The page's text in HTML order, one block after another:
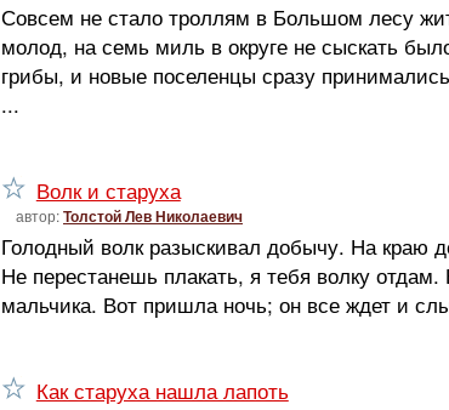
Совсем не стало троллям в Большом лесу
молод, на семь миль в округе не сыскать
грибы, и новые поселенцы сразу
...
Волк и старуха
автор:Толстой Лев Николаевич
Голодный волк разыскивал добычу. На краю
Не перестанешь плакать, я тебя волку
мальчика. Вот пришла ночь; он все ждет и
Как старуха нашла лапоть